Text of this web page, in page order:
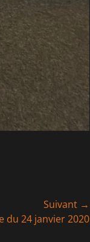
Suivant →
du 24 janvier 2020